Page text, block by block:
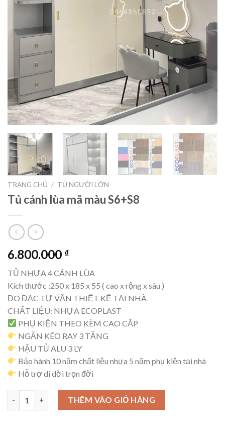
TRANG CHỦ / TỦ NGƯỜI LỚN
Tủ cánh lùa mã màu S6+S8
6.800.000 ₫
TỦ NHỰA 4 CÁNH LÙA
Kích thước :250 x 185 x 55 ( cao x rộng x sâu )
ĐO ĐẠC TƯ VẤN THIẾT KẾ TẠI NHÀ
CHẤT LIỆU: NHỰA ECOPLAST
PHỤ KIỆN THEO KÈM CAO CẤP
NGĂN KÉO RAY 3 TẦNG
HẬU TỦ ALU 3 LY
Bảo hành 10 năm chất liệu nhựa 5 năm phụ kiện tại nhà
Hỗ trợ di dời trọn đời
THÊM VÀO GIỎ HÀNG